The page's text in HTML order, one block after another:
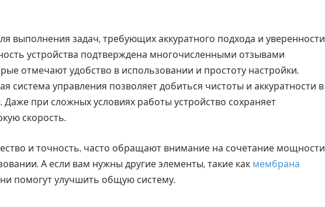
выполнения задач, требующих аккуратного подхода и уверенности
устройства подтверждена многочисленными отзывами
отмечают удобство в использовании и простоту настройки.
система управления позволяет добиться чистоты и аккуратности в
Даже при сложных условиях работы устройство сохраняет
скорость.
и точность, часто обращают внимание на сочетание мощности
А если вам нужны другие элементы, такие как мембрана
помогут улучшить общую систему.